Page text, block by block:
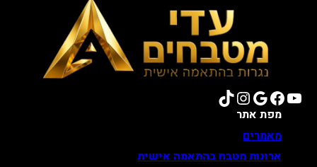
YouTube
Facebook
Google
Instagram
TikTok
מפת אתר
מאמרים
ארונות מטבח בהתאמה אישית